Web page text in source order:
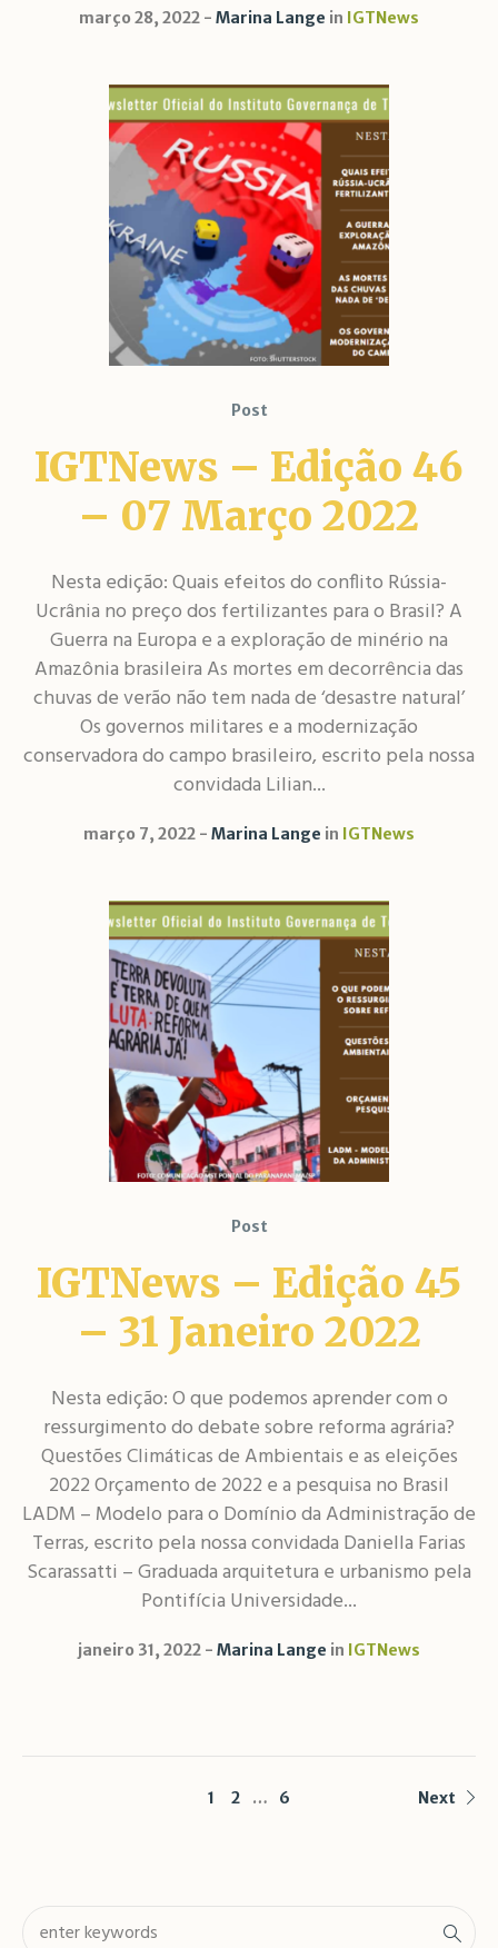
março 28, 2022 Marina Lange in IGTNews
Post
IGTNews – Edição 46
– 07 Março 2022
Nesta edição: Quais efeitos do conflito Rússia-
Ucrânia no preço dos fertilizantes para o Brasil? A
Guerra na Europa e a exploração de minério na
Amazônia brasileira As mortes em decorrência das
chuvas de verão não tem nada de ‘desastre natural’
Os governos militares e a modernização
conservadora do campo brasileiro, escrito pela nossa
convidada Lilian...
março 7, 2022 Marina Lange in IGTNews
Post
IGTNews – Edição 45
– 31 Janeiro 2022
Nesta edição: O que podemos aprender com o
ressurgimento do debate sobre reforma agrária?
Questões Climáticas de Ambientais e as eleições
2022 Orçamento de 2022 e a pesquisa no Brasil
LADM – Modelo para o Domínio da Administração de
Terras, escrito pela nossa convidada Daniella Farias
Scarassatti – Graduada arquitetura e urbanismo pela
Pontifícia Universidade...
janeiro 31, 2022 Marina Lange in IGTNews
1 2 … 6 Next